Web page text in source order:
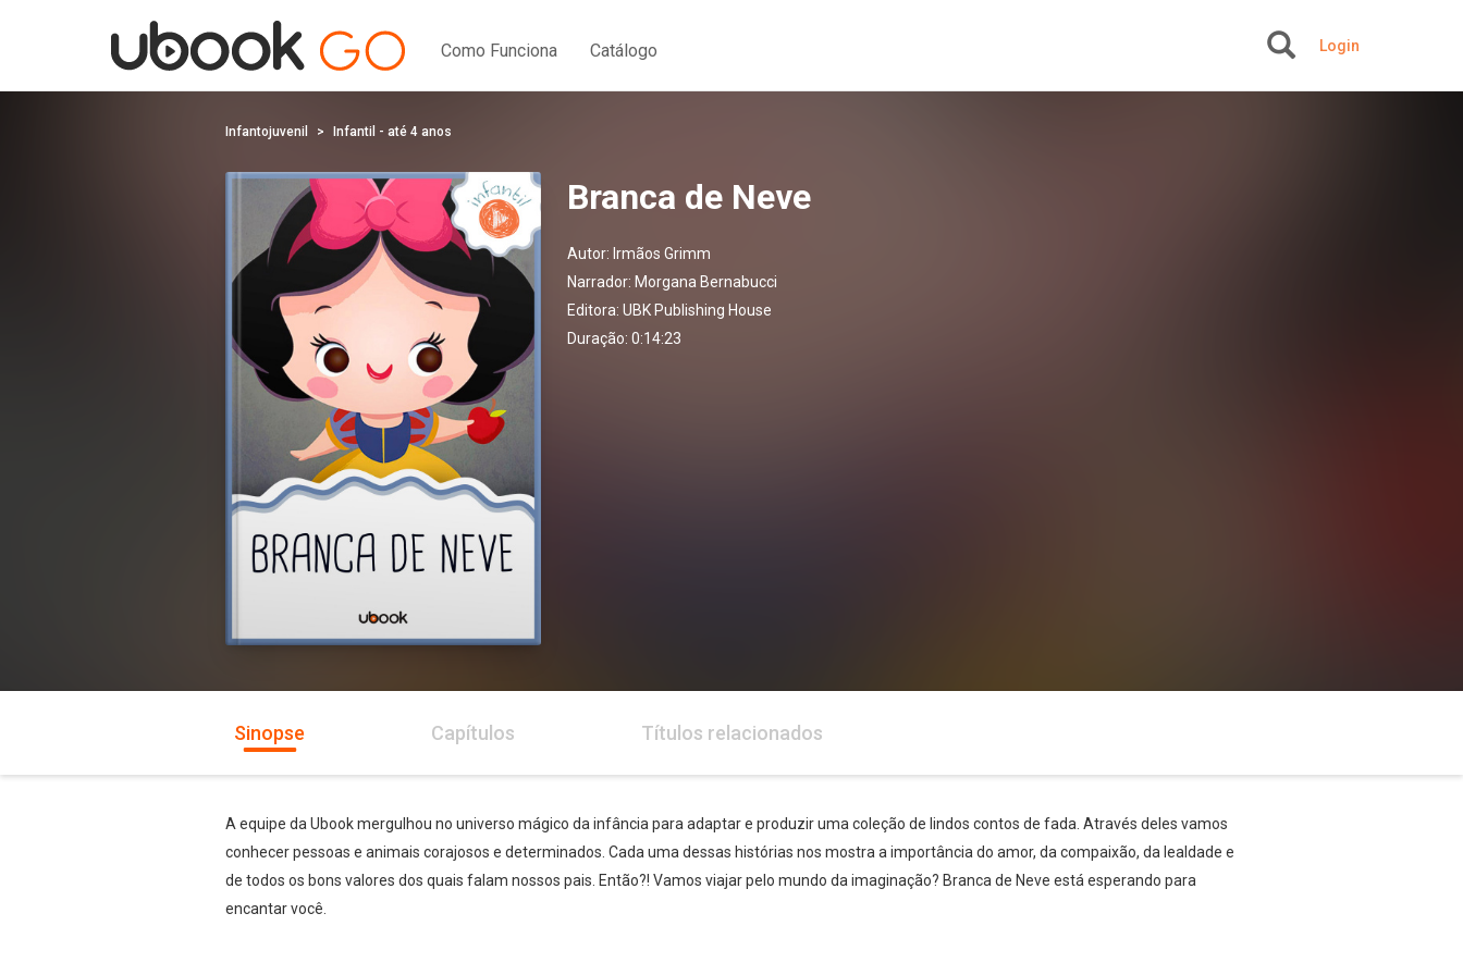
Como Funciona Catálogo Login
Infantojuvenil Infantil - até 4 anos
Branca de Neve
Autor: Irmãos Grimm
Narrador: Morgana Bernabucci
Editora: UBK Publishing House
Duração: 0:14:23
Sinopse Capítulos Títulos relacionados
A equipe da Ubook mergulhou no universo mágico da infância para adaptar e produzir uma coleção de lindos contos de fada. Através deles vamos
conhecer pessoas e animais corajosos e determinados. Cada uma dessas histórias nos mostra a importância do amor, da compaixão, da lealdade e
de todos os bons valores dos quais falam nossos pais. Então?! Vamos viajar pelo mundo da imaginação? Branca de Neve está esperando para
encantar você.